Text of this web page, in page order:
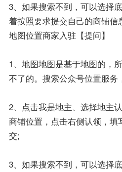
3、如果搜索不到，可以选择
着按照要求提交自己的商铺信
地图位置商家入驻【提问】
1、地图地图是基于地图的，
不了的。搜索公众号位置服务
2、点击我是地主、选择地主
商铺位置，点击右侧认领，填
交;
3、如果搜索不到，可以选择